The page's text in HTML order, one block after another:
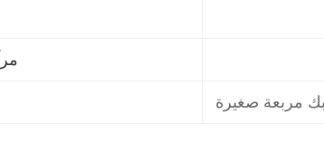
مربعة صغيرة